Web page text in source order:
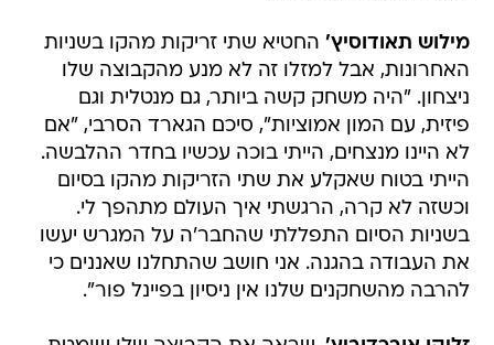
מילוש תאודוסיץ' החטיא שתי זריקות מהקו בשניות
האחרונות, אבל למזלו זה לא מנע מהקבוצה שלו
ניצחון. "היה משחק קשה ביותר, גם מנטלית וגם
פיזית, עם המון אמוציות", סיכם הגארד הסרבי, "אם
לא היינו מנצחים, הייתי בוכה עכשיו בחדר ההלבשה.
הייתי בטוח שאקלע את שתי הזריקות מהקו בסיום
וכשזה לא קרה, הרגשתי איך העולם מתהפך לי.
בשניות הסיום התפללתי שהחבר'ה על המגרש יעשו
את העבודה בהגנה. אני חושב שהתחלנו שאננים כי
להרבה מהשחקנים שלנו אין ניסיון בפיינל פור".